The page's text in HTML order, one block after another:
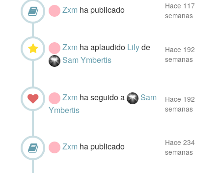
Zxm ha publicado
Hace 117
semanas
Zxm ha aplaudido Lilyde
Sam Ymbertis
Hace 192
semanas
Zxm ha seguido a
Sam
Ymbertis
Hace 192
semanas
Zxm ha publicado
Hace 234
semanas